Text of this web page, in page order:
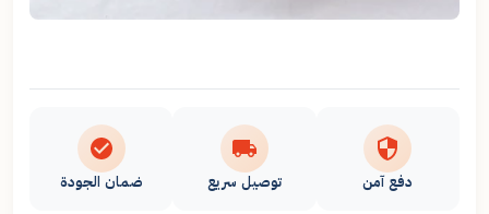
دفع آمن توصيل سريع ضمان الجودة